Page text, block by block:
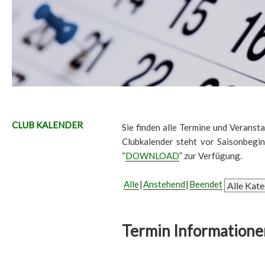
CLUB KALENDER
Sie finden alle Termine und
Clubkalender steht vor
“DOWNLOAD” zur Verfügung.
Alle Anstehend Beendet
Termin